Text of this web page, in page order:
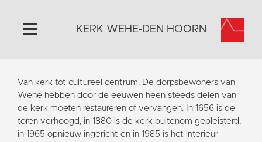
Home
Algemeen
Historie
Omgeving
KERK WEHE-DEN HOORN
Van kerk tot cultureel centrum. De dorpsbewoners van
Wehe hebben door de eeuwen heen steeds delen van
de kerk moeten restaureren of vervangen. In 1656 is de
toren verhoogd, in 1880 is de kerk buitenom gepleisterd,
in 1965 opnieuw ingericht en in 1985 is het interieur